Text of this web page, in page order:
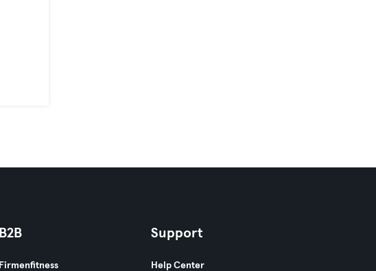
B2B
Firmenfitness
Support
Help Center